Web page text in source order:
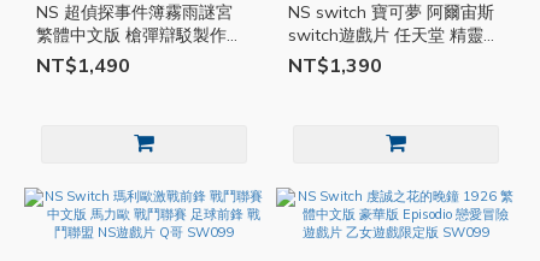
NS 超偵探事件簿霧雨謎宮
繁體中文版 槍彈辯駁製作團
隊 推理 動作 SWITCH 亞中
NS遊戲片 Q哥 SW099
NT$1,490
NS switch 寶可夢 阿爾宙斯
switch遊戲片 任天堂 精靈寶
可夢 神奇寶貝 Q哥 SW099
NT$1,390